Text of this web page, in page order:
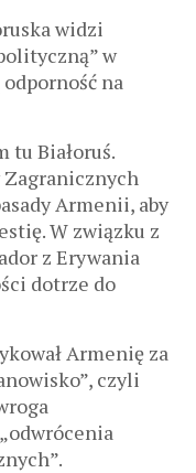
widzi
w
na
tu Białoruś.
Armenii, aby
W związku z
z Erywania
dotrze do
Armenię za
czyli